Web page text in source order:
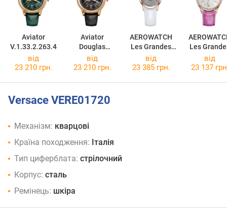
Aviator
V.1.33.2.263.4
Aviator
Douglas
Moonflight
V.1.33.2.253.4
AEROWATCH
Les Grandes
Classiques
42995RO04
Les
Classiques
від
23 210 грн.
від
23 210 грн.
від
23 385 грн.
від
23 137
Versace VERE01720
Механізм: кварцові
Країна походження: Італія
Тип циферблата: стрілочний
Корпус: сталь
Ремінець: шкіра